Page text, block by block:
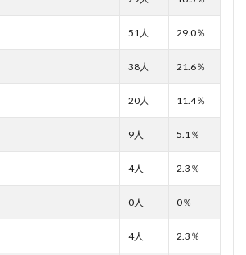
51人 29.0％
38人 21.6％
20人 11.4％
9人 5.1％
4人 2.3％
0人 0％
4人 2.3％